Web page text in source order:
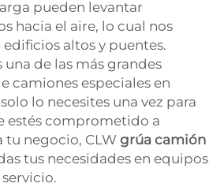
pueden levantar
hacia el aire, lo cual nos
altos y puentes.
una de las más grandes
camiones especiales en
lo necesites una vez para
estés comprometido a
negocio, CLW grúa camión
tus necesidades en equipos